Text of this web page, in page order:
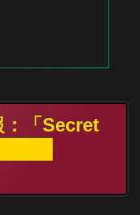
：「Secret